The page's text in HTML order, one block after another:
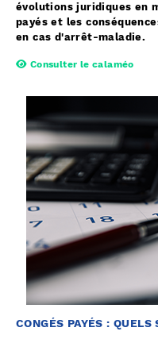
évolutions juridiques en
payés et les
en cas d'arrêt-maladie.
Consulter le calaméo
CONGÉS PAYÉS :